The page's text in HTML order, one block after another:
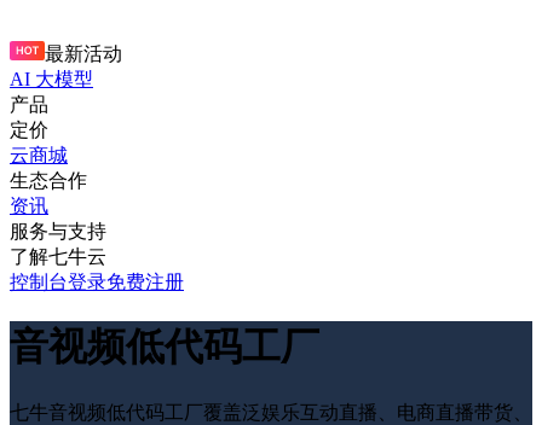
最新活动
AI 大模型
产品
定价
云商城
生态合作
资讯
服务与支持
了解七牛云
控制台登录免费注册
音视频低代码工厂
七牛音视频低代码工厂覆盖泛娱乐互动直播、电商直播带货、